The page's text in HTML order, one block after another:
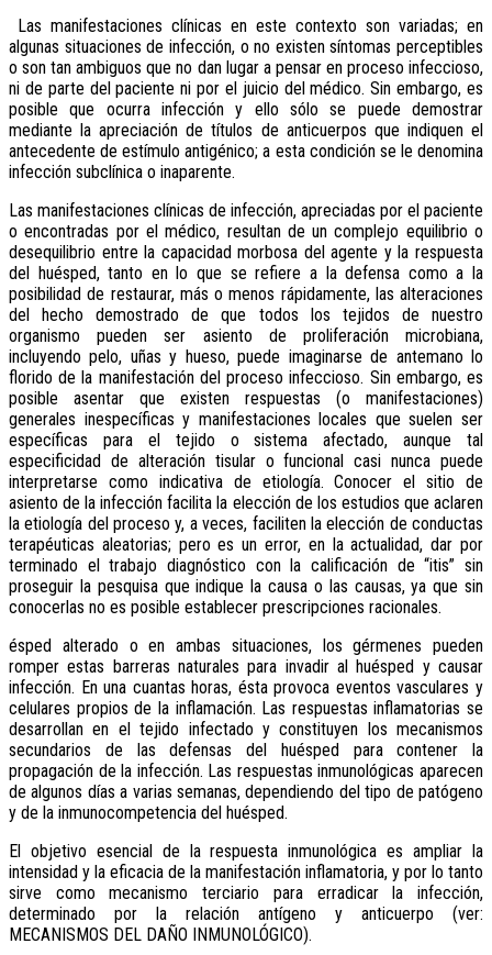
Las manifestaciones clínicas en este contexto son variadas; en
algunas situaciones de infección, o no existen síntomas perceptibles
o son tan ambiguos que no dan lugar a pensar en proceso infeccioso,
ni de parte del paciente ni por el juicio del médico. Sin embargo, es
posible que ocurra infección y ello sólo se puede demostrar
mediante la apreciación de títulos de anticuerpos que indiquen el
antecedente de estímulo antigénico; a esta condición se le denomina
infección subclínica o inaparente.
Las manifestaciones clínicas de infección, apreciadas por el paciente
o encontradas por el médico, resultan de un complejo equilibrio o
desequilibrio entre la capacidad morbosa del agente y la respuesta
del huésped, tanto en lo que se refiere a la defensa como a la
posibilidad de restaurar, más o menos rápidamente, las alteraciones
del hecho demostrado de que todos los tejidos de nuestro
organismo pueden ser asiento de proliferación microbiana,
incluyendo pelo, uñas y hueso, puede imaginarse de antemano lo
florido de la manifestación del proceso infeccioso. Sin embargo, es
posible asentar que existen respuestas (o manifestaciones)
generales inespecíficas y manifestaciones locales que suelen ser
específicas para el tejido o sistema afectado, aunque tal
especificidad de alteración tisular o funcional casi nunca puede
interpretarse como indicativa de etiología. Conocer el sitio de
asiento de la infección facilita la elección de los estudios que aclaren
la etiología del proceso y, a veces, faciliten la elección de conductas
terapéuticas aleatorias; pero es un error, en la actualidad, dar por
terminado el trabajo diagnóstico con la calificación de “itis” sin
proseguir la pesquisa que indique la causa o las causas, ya que sin
conocerlas no es posible establecer prescripciones racionales.
ésped alterado o en ambas situaciones, los gérmenes pueden
romper estas barreras naturales para invadir al huésped y causar
infección. En una cuantas horas, ésta provoca eventos vasculares y
celulares propios de la inflamación. Las respuestas inflamatorias se
desarrollan en el tejido infectado y constituyen los mecanismos
secundarios de las defensas del huésped para contener la
propagación de la infección. Las respuestas inmunológicas aparecen
de algunos días a varias semanas, dependiendo del tipo de patógeno
y de la inmunocompetencia del huésped.
El objetivo esencial de la respuesta in­muno­lógica es ampliar la
intensidad y la eficacia de la manifestación inflamatoria, y por lo tanto
sirve como mecanismo terciario para erradicar la infección,
determinado por la relación antígeno y anticuerpo (ver:
MECANISMOS DEL DAÑO INMUNOLÓGICO).